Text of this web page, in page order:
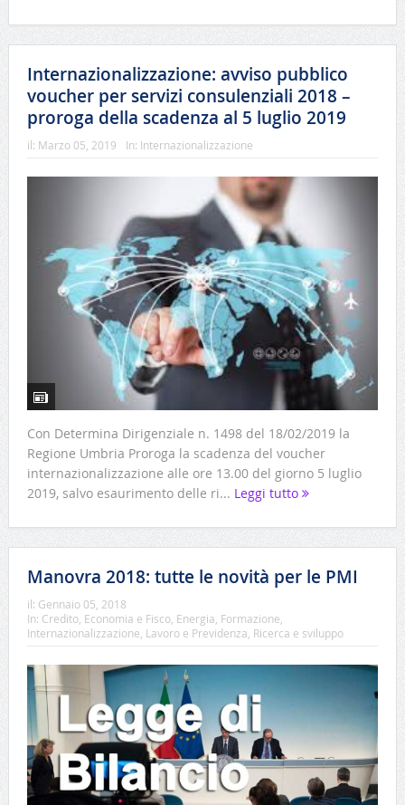
Internazionalizzazione: avviso pubblico
voucher per servizi consulenziali 2018 –
proroga della scadenza al 5 luglio 2019
il: Marzo 05, 2019 In: Internazionalizzazione
Con Determina Dirigenziale n. 1498 del 18/02/2019 la
Regione Umbria Proroga la scadenza del voucher
internazionalizzazione alle ore 13.00 del giorno 5 luglio
2019, salvo esaurimento delle ri... Leggi tutto
Manovra 2018: tutte le novità per le PMI
il: Gennaio 05, 2018
In: Credito, Economia e Fisco, Energia, Formazione,
Internazionalizzazione, Lavoro e Previdenza, Ricerca e sviluppo